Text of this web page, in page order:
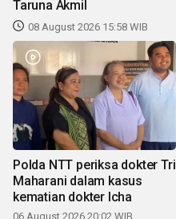
Taruna Akmil
08 August 2026 15:58 WIB
Polda NTT periksa dokter Tri
Maharani dalam kasus
kematian dokter Icha
06 August 2026 20:02 WIB